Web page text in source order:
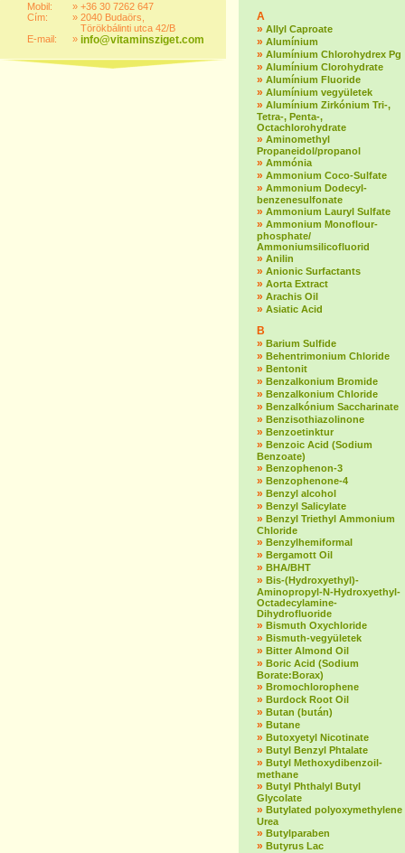
Mobil:
Cím:
E-mail:
»
»
»
+36 30 7262 647
2040 Budaörs,
Törökbálinti utca 42/B
info@vitaminsziget.com
A
» Allyl Caproate
» Alumínium
» Alumínium Chlorohydrex Pg
» Alumínium Clorohydrate
» Alumínium Fluoride
» Alumínium vegyületek
» Alumínium Zirkónium Tri-,
Tetra-, Penta-,
Octachlorohydrate
» Aminomethyl
Propaneidol/propanol
» Ammónia
» Ammonium Coco-Sulfate
» Ammonium Dodecyl-
benzenesulfonate
» Ammonium Lauryl Sulfate
» Ammonium Monoflour-
phosphate/
Ammoniumsilicofluorid
» Anilin
» Anionic Surfactants
» Aorta Extract
» Arachis Oil
» Asiatic Acid
B
» Barium Sulfide
» Behentrimonium Chloride
» Bentonit
» Benzalkonium Bromide
» Benzalkonium Chloride
» Benzalkónium Saccharinate
» Benzisothiazolinone
» Benzoetinktur
» Benzoic Acid (Sodium
Benzoate)
» Benzophenon-3
» Benzophenone-4
» Benzyl alcohol
» Benzyl Salicylate
» Benzyl Triethyl Ammonium
Chloride
» Benzylhemiformal
» Bergamott Oil
» BHA/BHT
» Bis-(Hydroxyethyl)-
Aminopropyl-N-Hydroxyethyl-
Octadecylamine-
Dihydrofluoride
» Bismuth Oxychloride
» Bismuth-vegyületek
» Bitter Almond Oil
» Boric Acid (Sodium
Borate:Borax)
» Bromochlorophene
» Burdock Root Oil
» Butan (bután)
» Butane
» Butoxyetyl Nicotinate
» Butyl Benzyl Phtalate
» Butyl Methoxydibenzoil-
methane
» Butyl Phthalyl Butyl
Glycolate
» Butylated polyoxymethylene
Urea
» Butylparaben
» Butyrus Lac